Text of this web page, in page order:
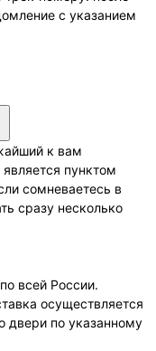
с указанием
к вам
пунктом
сомневаетесь в
сразу несколько
всей России.
осуществляется
двери по указанному